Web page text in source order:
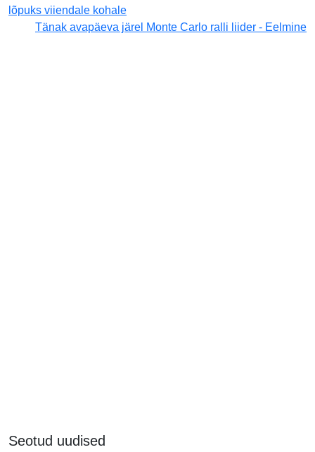
lõpuks viiendale kohale
Tänak avapäeva järel Monte Carlo ralli liider - Eelmine
Seotud uudised